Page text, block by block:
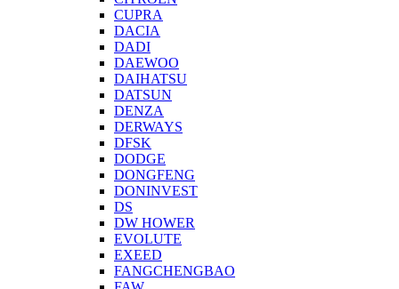
CUPRA
DACIA
DADI
DAEWOO
DAIHATSU
DATSUN
DENZA
DERWAYS
DFSK
DODGE
DONGFENG
DONINVEST
DS
DW HOWER
EVOLUTE
EXEED
FANGCHENGBAO